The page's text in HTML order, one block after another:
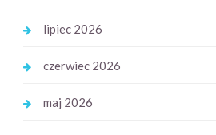
lipiec 2026
czerwiec 2026
maj 2026